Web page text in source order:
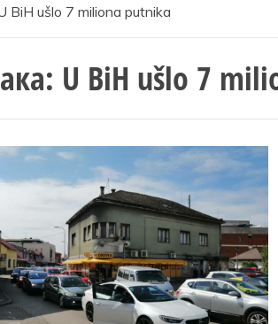
BiH ušlo 7 miliona putnika
U BiH ušlo 7